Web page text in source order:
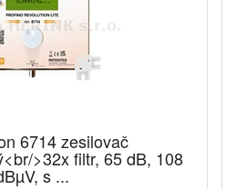
6714 zesilovač
>32x filtr, 65 dB, 108
s ...